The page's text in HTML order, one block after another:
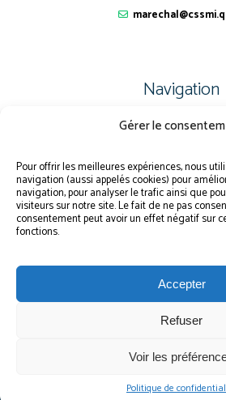
Gérer le
Pour offrir les meilleures expériences, nous
navigation (aussi appelés cookies) pour
navigation, pour analyser le trafic ainsi que
visiteurs sur notre site. Le fait de ne pas
consentement peut avoir un effet négatif sur
fonctions.
Accepter
Refuser
Voir les
Politique de
Navigation
PLAN DU SITE
PORTAIL PARENTS
PLAINTE – SERVICE À
POLITIQUE DE
Le CSSMI autorise certaines intelligences
été utilisés pour soutenir la